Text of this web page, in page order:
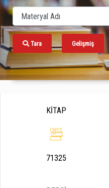
Tara Gelişmiş
KİTAP
71325